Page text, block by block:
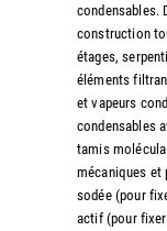
condensables.
construction
étages,
éléments
et vapeurs
condensables
tamis
mécaniques et
sodée (pour
actif (pour fixer